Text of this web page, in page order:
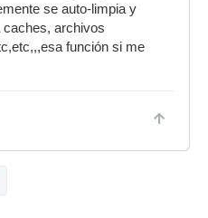
se auto-limpia y
archivos
función si me